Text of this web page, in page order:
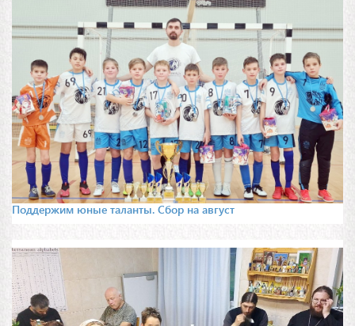
Поддержим юные таланты. Сбор на август